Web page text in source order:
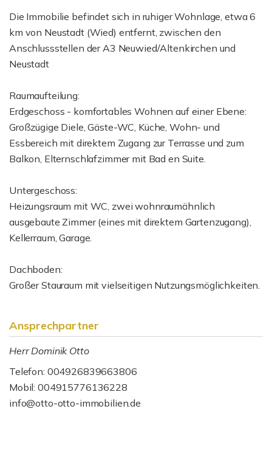
Die Immobilie befindet sich in ruhiger Wohnlage, etwa 6
km von Neustadt (Wied) entfernt, zwischen den
Anschlussstellen der A3 Neuwied/Altenkirchen und
Neustadt
Raumaufteilung:
Erdgeschoss - komfortables Wohnen auf einer Ebene:
Großzügige Diele, Gäste-WC, Küche, Wohn- und
Essbereich mit direktem Zugang zur Terrasse und zum
Balkon, Elternschlafzimmer mit Bad en Suite.
Untergeschoss:
Heizungsraum mit WC, zwei wohnraumähnlich
ausgebaute Zimmer (eines mit direktem Gartenzugang),
Kellerraum, Garage.
Dachboden:
Großer Stauraum mit vielseitigen Nutzungsmöglichkeiten.
Ansprechpartner
Herr Dominik Otto
Telefon: 004926839663806
Mobil: 004915776136228
info@otto-otto-immobilien.de